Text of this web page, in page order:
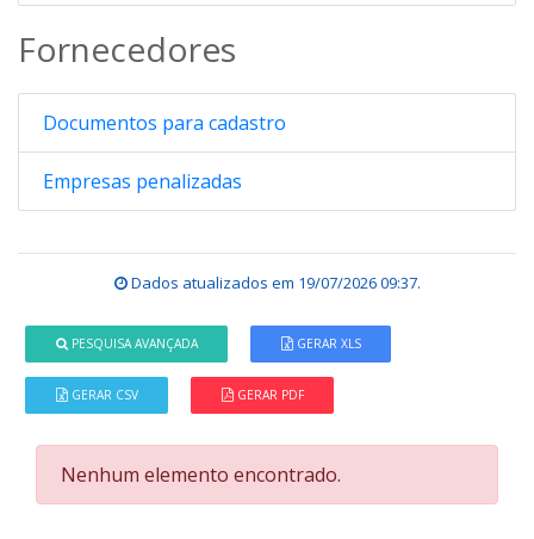
Fornecedores
Documentos para cadastro
Empresas penalizadas
Dados atualizados em 19/07/2026 09:37.
PESQUISA AVANÇADA GERAR XLS
GERAR CSV GERAR PDF
Nenhum elemento encontrado.